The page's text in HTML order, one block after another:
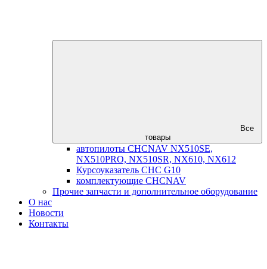
Все
товары
автопилоты CHCNAV NX510SE,
NX510PRO, NX510SR, NX610, NX612
Курсоуказатель CHC G10
комплектующие CHCNAV
Прочие запчасти и дополнительное оборудование
О нас
Новости
Контакты